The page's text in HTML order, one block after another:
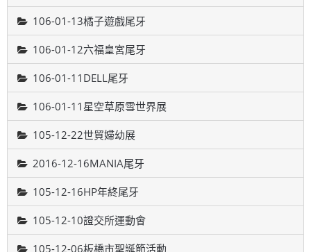
106-01-13橘子遊戲尾牙
106-01-12六福皇宮尾牙
106-01-11DELL尾牙
106-01-11星空草原雪世界展
105-12-22世貿婦幼展
2016-12-16MANIA尾牙
105-12-16HP年終尾牙
105-12-10證交所運動會
105-12-06板橋市聖誕節活動